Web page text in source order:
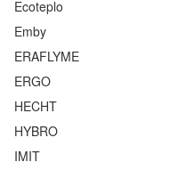
Ecoteplo
Emby
ERAFLYME
ERGO
HECHT
HYBRO
IMIT